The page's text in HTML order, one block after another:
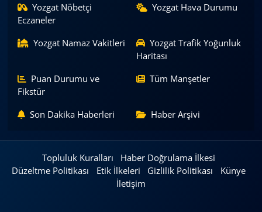
Yozgat Nöbetçi
Eczaneler
Yozgat Hava Durumu
Yozgat Namaz Vakitleri
Yozgat Trafik Yoğunluk
Haritası
Puan Durumu ve
Fikstür
Tüm Manşetler
Son Dakika Haberleri Haber Arşivi
Topluluk Kuralları
Haber Doğrulama İlkesi
Düzeltme Politikası
Etik İlkeleri Gizlilik Politikası
Künye
İletişim